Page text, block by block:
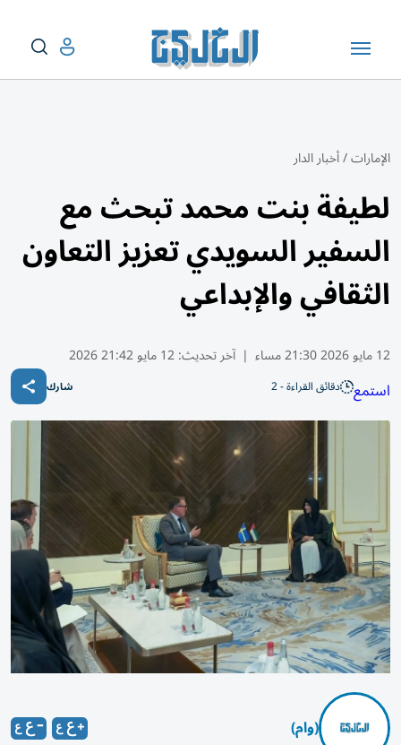
الإمارات/أخبار الدار
لطيفة بنت محمد تبحث مع
السفير السويدي تعزيز التعاون
الثقافي والإبداعي
12 مايو 2026 21:30 مساء | آخر تحديث:12 مايو 21:42 2026
استمع دقائق القراءة - 2 شارك
(وام)